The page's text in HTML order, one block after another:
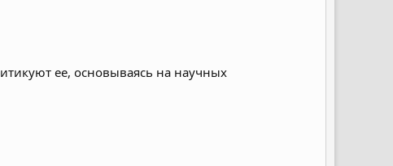
ее, основываясь на научных